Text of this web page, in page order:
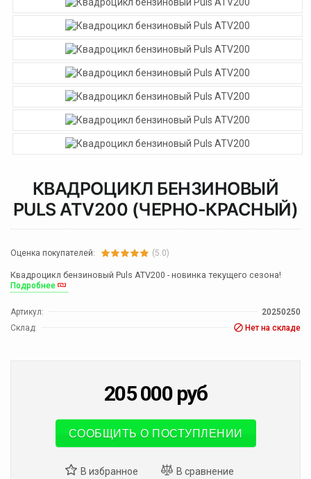
КВАДРОЦИКЛ БЕНЗИНОВЫЙ
PULS ATV200 (ЧЕРНО-КРАСНЫЙ)
Оценка покупателей: (5.0)
Квадроцикл бензиновый Puls ATV200 - новинка текущего сезона!
Подробнее
Артикул:
20250250
Склад:
Нет на складе
205 000 руб
СООБЩИТЬ О ПОСТУПЛЕНИИ